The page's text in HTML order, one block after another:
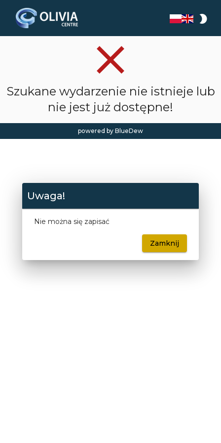
mode_night
clear
Szukane wydarzenie nie istnieje lub
nie jest już dostępne!
powered by BlueDew
Uwaga!
Nie można się zapisać
Zamknij